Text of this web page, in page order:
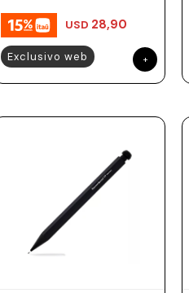
USD 28,90
Exclusivo web